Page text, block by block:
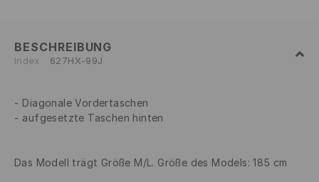
BESCHREIBUNG
Index 627HX-99J
Diagonale Vordertaschen
aufgesetzte Taschen hinten
Das Modell trägt Größe M/L. Größe des Models: 185 cm